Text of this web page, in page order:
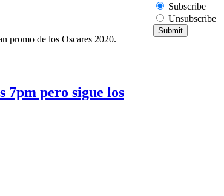
promo de los Oscares 2020.
7pm pero sigue los
Subscribe
Unsubscribe